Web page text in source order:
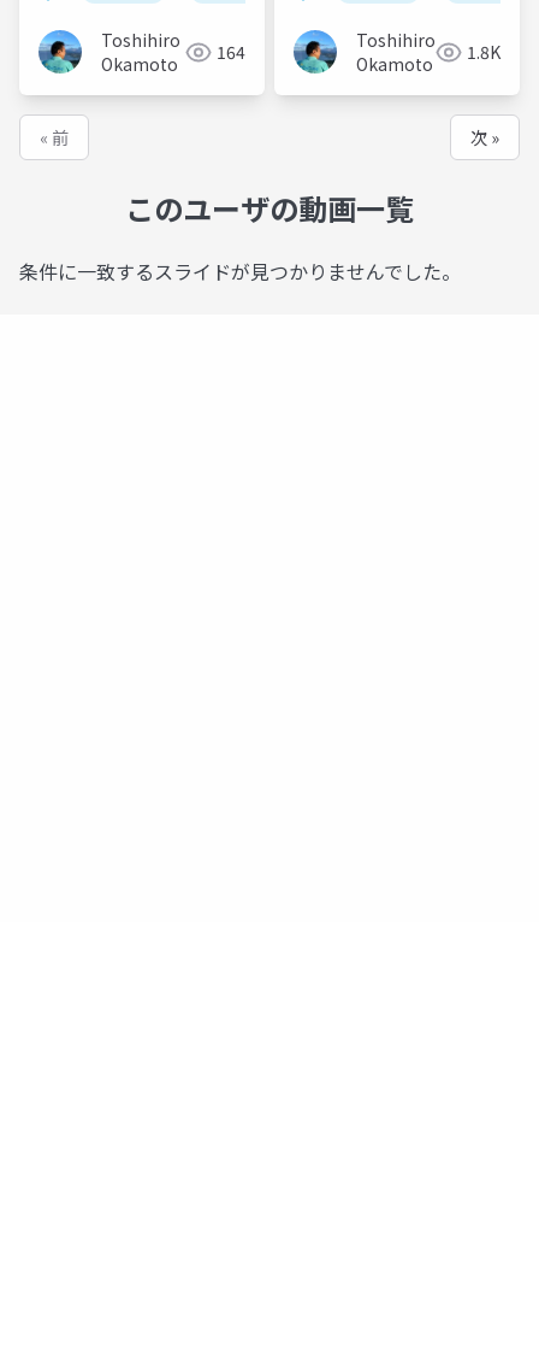
Toshihiro
Okamoto
164
Toshihiro
Okamoto
1.8K
« 前 次 »
このユーザの動画一覧
条件に一致するスライドが見つかりませんでした。